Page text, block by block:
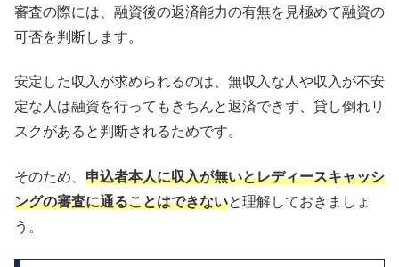
審査の際には、融資後の返済能力の有無を見極めて融資の
可否を判断します。
安定した収入が求められるのは、無収入な人や収入が不安
定な人は融資を行ってもきちんと返済できず、貸し倒れリ
スクがあると判断されるためです。
そのため、 申込者本人に収入が無いとレディースキャッシ
ングの審査に通ることはできないと理解しておきましょ
う。